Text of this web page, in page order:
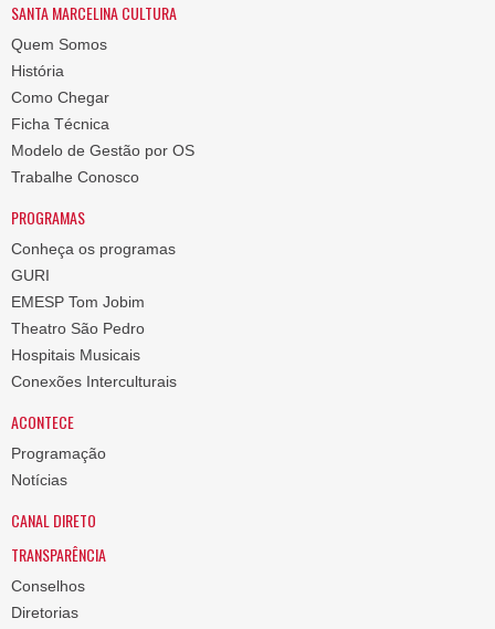
SANTA MARCELINA CULTURA
Quem Somos
História
Como Chegar
Ficha Técnica
Modelo de Gestão por OS
Trabalhe Conosco
PROGRAMAS
Conheça os programas
GURI
EMESP Tom Jobim
Theatro São Pedro
Hospitais Musicais
Conexões Interculturais
ACONTECE
Programação
Notícias
CANAL DIRETO
TRANSPARÊNCIA
Conselhos
Diretorias